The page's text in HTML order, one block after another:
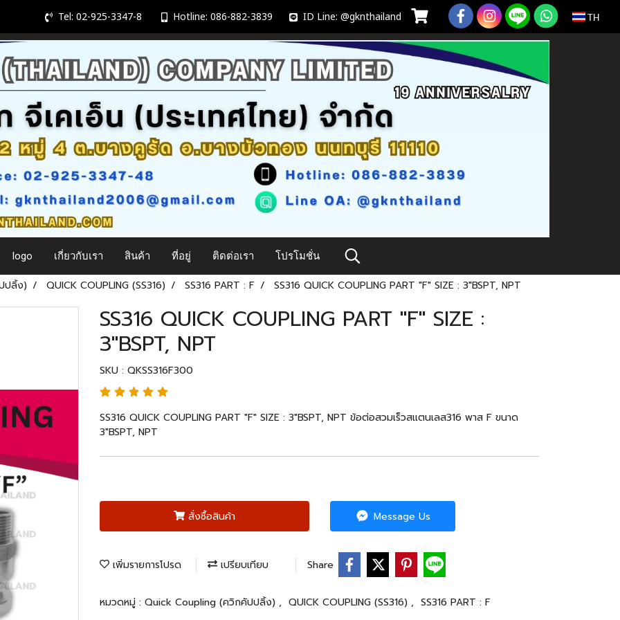
Tel: 02-925-3347-8 Hotline: 086-882-3839 ID Line: @gknthailand TH
logo เกี่ยวกับเรา สินค้า ที่อยู่ ติดต่อเรา โปรโมชั่น
ปลิ้ง) QUICK COUPLING (SS316) SS316 PART : F SS316 QUICK COUPLING PART "F" SIZE : 3"BSPT, NPT
SS316 QUICK COUPLING PART "F" SIZE :
3"BSPT, NPT
SKU : QKSS316F300
SS316 QUICK COUPLING PART "F" SIZE : 3"BSPT, NPT ข้อต่อสวมเร็วสแตนเลส316 พาส F ขนาด
3"BSPT, NPT
สั่งซื้อสินค้า Message Us
เพิ่มรายการโปรด เปรียบเทียบ Share
หมวดหมู่ : Quick Coupling (ควิกคัปปลิ้ง) , QUICK COUPLING (SS316) , SS316 PART : F